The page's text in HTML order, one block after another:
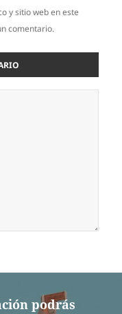
y sitio web en este
comentario.
podrás